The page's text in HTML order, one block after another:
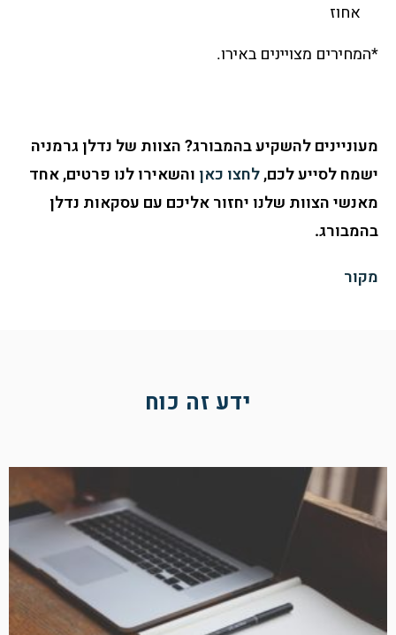
אחוז
*המחירים מצויינים באירו.
מעוניינים להשקיע בהמבורג? הצוות של נדלן גרמניה
ישמח לסייע לכם,לחצו כאן והשאירו לנו פרטים, אחד
מאנשי הצוות שלנו יחזור אליכם עם עסקאות נדלן
בהמבורג.
מקור
ידע זה כוח